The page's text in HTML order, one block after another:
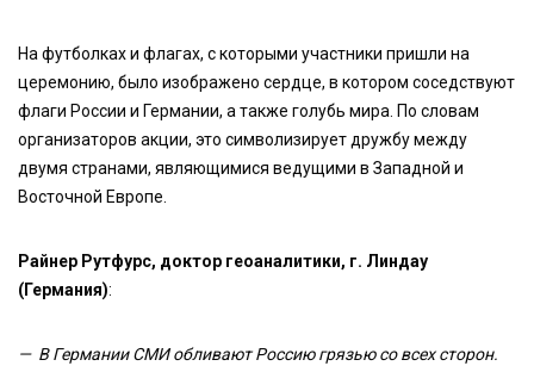
На футболках и флагах, с которыми участники пришли на
церемонию, было изображено сердце, в котором соседствуют
флаги России и Германии, а также голубь мира. По словам
организаторов акции, это символизирует дружбу между
двумя странами, являющимися ведущими в Западной и
Восточной Европе.
Райнер Рутфурс, доктор геоаналитики, г. Линдау
(Германия):
— В Германии СМИ обливают Россию грязью со всех сторон.